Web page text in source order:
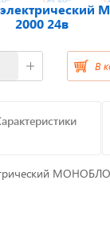
Отвечаем на
вопросы
2000 24в
В